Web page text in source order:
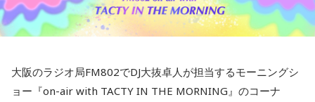
体験になるはずで、今から待ちきれません！
それだけでなく、8月17日にはインドネシアが独立記念日を
赤と白の国旗や華やかな装飾で彩られ、地域イベントや誰も
が楽しみにしている伝統的な競技大会で国中が活気づきま
てんびん座のアナタ：情報の取捨選択をして、気持ちを軽く
しましょう。。
さそり座のアナタ：NOと言える勇気が、良いサインとなりそ
う。
大阪のラジオ局FM802でDJ大抜卓人が担当するモーニングシ
ョー『on-air with TACTY IN THE MORNING』のコーナ